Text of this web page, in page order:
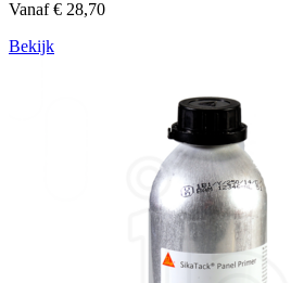
Vanaf € 28,70
Bekijk